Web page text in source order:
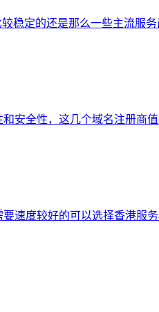
稳定的还是那么一些主流服务
安全性，这几个域名注册商
速度较好的可以选择香港服务